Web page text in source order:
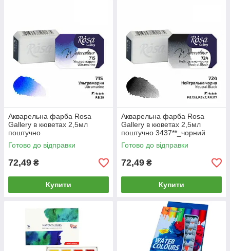
Акварельна фарба Rosa
Gallery в кюветах 2,5мл
поштучно
3437**_ультрамарин (715)
Готово до відправки
72,49 ₴
Купити
Акварельна фарба Rosa
Gallery в кюветах 2,5мл
поштучно 3437**_чорний
нейтральний (724)
Готово до відправки
72,49 ₴
Купити